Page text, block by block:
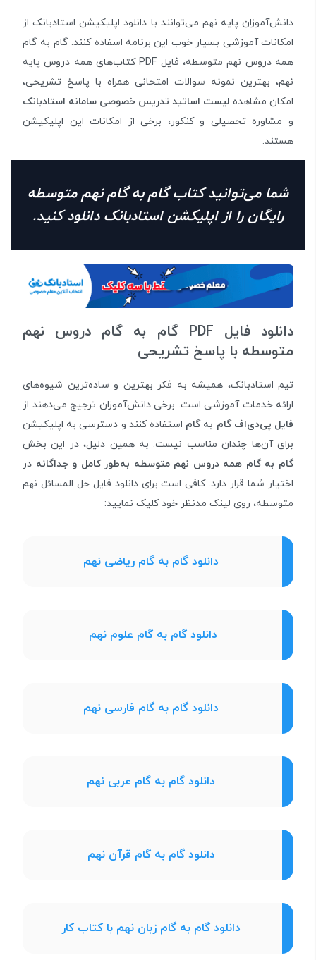
دانش‌آموزان پایه نهم می‌توانند با دانلود اپلیکیشن استادبانک از
امکانات آموزشی بسیار خوب این برنامه اسفاده کنند. گام به گام
همه دروس نهم متوسطه، فایل PDF کتاب‌های همه دروس پایه
نهم، بهترین نمونه سوالات امتحانی همراه با پاسخ تشریحی،
امکان مشاهده لیست اساتید تدریس خصوصی سامانه استادبانک
و مشاوره تحصیلی و کنکور، برخی از امکانات این اپلیکیشن
هستند.
شما می‌توانید کتاب گام به گام نهم متوسطه
رایگان را از اپلیکشن استادبانک دانلود کنید.
دانلود فایل PDF گام به گام دروس نهم
متوسطه با پاسخ تشریحی
تیم استادبانک، همیشه به فکر بهترین و ساده‌ترین شیوه‌های
ارائه خدمات آموزشی است. برخی دانش‌آموزان ترجیج می‌دهند از
فایل پی‌دی‌اف گام به گام استفاده کنند و دسترسی به اپلیکیشن
برای آن‌ها چندان مناسب نیست. به همین دلیل، در این بخش
گام به گام همه دروس نهم متوسطه به‌طور کامل و جداگانه در
اختیار شما قرار دارد. کافی است برای دانلود فایل‌ حل المسائل نهم
متوسطه، روی لینک مدنظر خود کلیک نمایید:
دانلود گام به گام ریاضی نهم
دانلود گام به گام علوم نهم
دانلود گام به گام فارسی نهم
دانلود گام به گام عربی نهم
دانلود گام به گام قرآن نهم
دانلود گام به گام زبان نهم با کتاب کار